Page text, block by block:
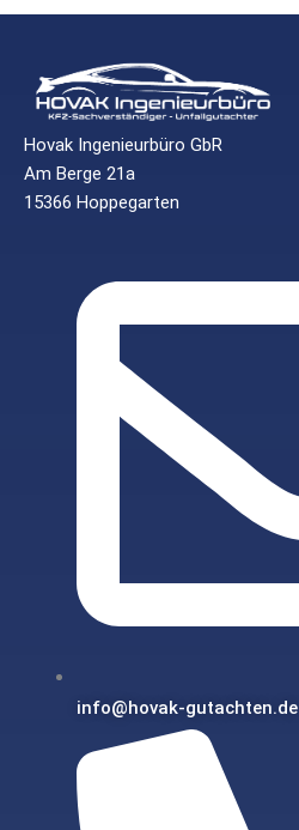
Hovak Ingenieurbüro GbR
Am Berge 21a
15366 Hoppegarten
info@hovak-gutachten.de